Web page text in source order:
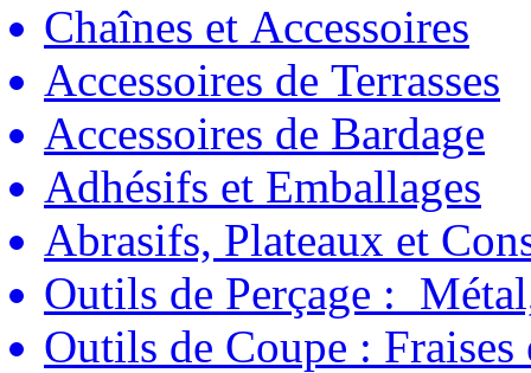
Chaînes et Accessoires
Accessoires de Terrasses
Accessoires de Bardage
Adhésifs et Emballages
Abrasifs, Plateaux et
Outils de Perçage :
Outils de Coupe : Fraises